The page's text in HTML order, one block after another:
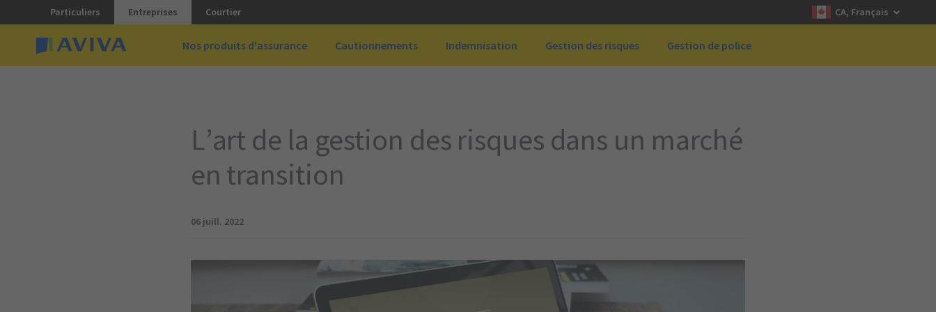
Particuliers Entreprises Courtier CA, Français
Nos produits d'assurance Cautionnements Indemnisation Gestion des risques Gestion de police
L’art de la gestion des risques dans un marché
en transition
06 juill. 2022